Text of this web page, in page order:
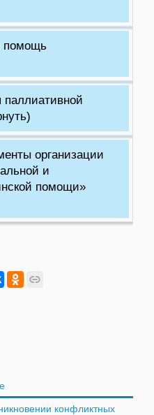
помощь
паллиативной
организации
и
помощи»
конфликтных